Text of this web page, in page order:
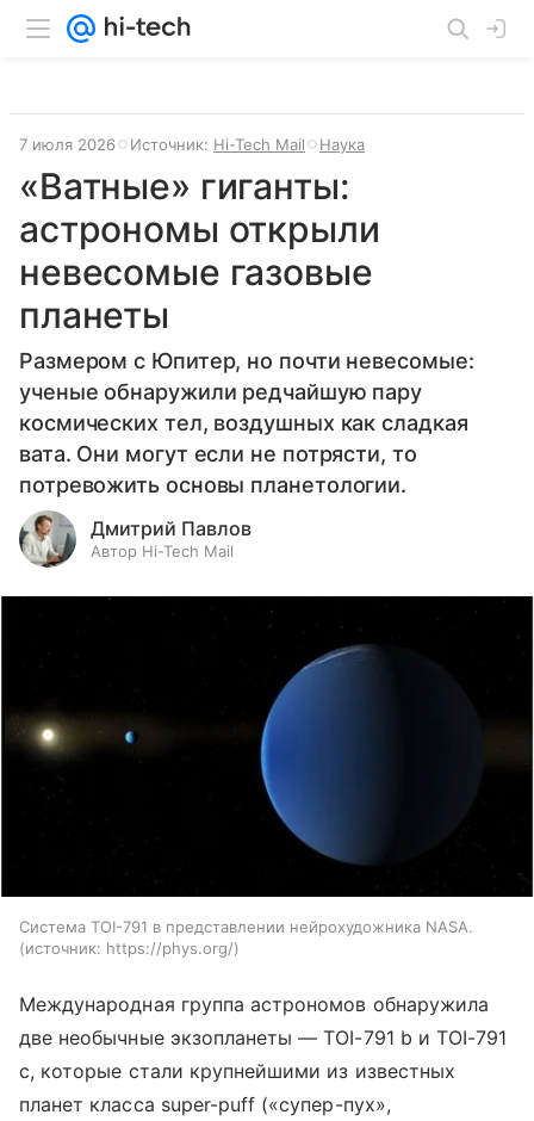
7 июля 2026 Источник: Hi-Tech Mail Наука
«Ватные» гиганты:
астрономы открыли
невесомые газовые
планеты
Размером с Юпитер, но почти невесомые:
ученые обнаружили редчайшую пару
космических тел, воздушных как сладкая
вата. Они могут если не потрясти, то
потревожить основы планетологии.
Дмитрий Павлов
Автор Hi-Tech Mail
Система TOI-791 в представлении нейрохудожника NASA.
источник: https://phys.org/
Международная группа астрономов обнаружила
две необычные экзопланеты — TOI-791 b и TOI-791
c, которые стали крупнейшими из известных
планет класса super-puff («супер-пух»,